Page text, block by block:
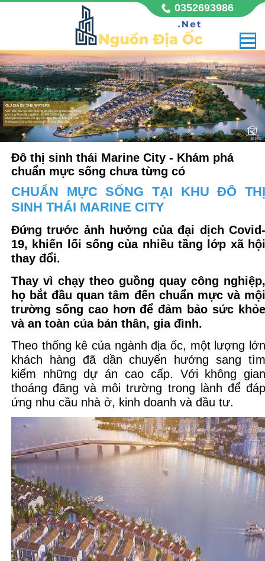
0352693986
GLADIA BY THE WATERS
Vị trí đắc địa mặt tiền đường Võ Chí Công sầm uất, thuộc
phường Phú Hữu, quận 9, Tp Hồ Chí Minh. Dự án nhà
Khang Điền Gladia với quy mô 11,8 hecta, không chỉ là
không gian sống mà còn là biểu tượng đẳng cấp,
Đô thị sinh thái Marine City - Khám phá
chuẩn mực sống chưa từng có
CHUẨN MỰC SỐNG TẠI KHU ĐÔ
SINH THÁI MARINE CITY
Đứng trước ảnh hưởng của đại dịch
19, khiến lối sống của nhiều tầng lớp xã
thay đổi.
Thay vì chạy theo guồng quay công
họ bắt đầu quan tâm đến chuẩn mực và
trường sống cao hơn để đảm bảo sức
và an toàn của bản thân, gia đình.
Theo thống kê của ngành địa ốc, một lượng
khách hàng đã dần chuyển hướng sang
kiếm những dự án cao cấp. Với không
thoáng đãng và môi trường trong lành để
ứng nhu cầu nhà ở, kinh doanh và đầu tư.